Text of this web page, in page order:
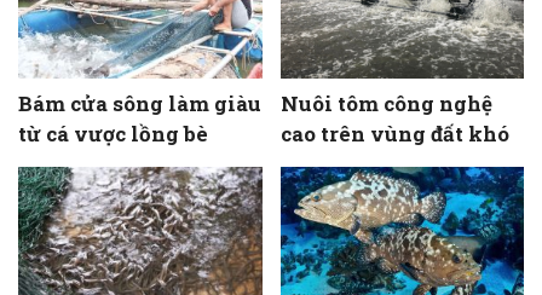
Bám cửa sông làm giàu
từ cá vược lồng bè
Nuôi tôm công nghệ
cao trên vùng đất khó